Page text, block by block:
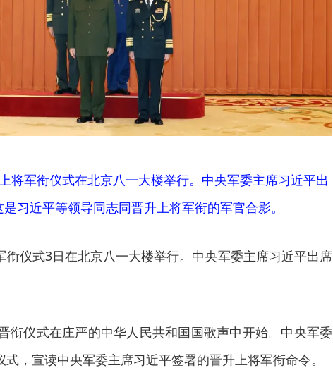
将军衔仪式在北京八一大楼举行。中央军委主席习近平出
习近平等领导同志同晋升上将军衔的军官合影。
衔仪式3日在北京八一大楼举行。中央军委主席习近平出席
衔仪式在庄严的中华人民共和国国歌声中开始。中央军委
，宣读中央军委主席习近平签署的晋升上将军衔命令。